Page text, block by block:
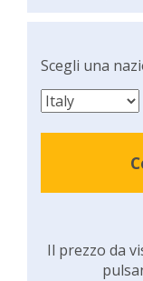
Scegli una
Il prezzo da